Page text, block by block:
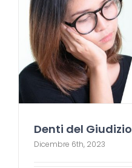
Denti del Giudizio
Dicembre 6th, 2023